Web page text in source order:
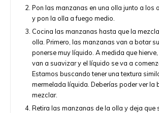
Pon las manzanas en una olla junto a los
y pon la olla a fuego medio.
Cocina las manzanas hasta que la
olla. Primero, las manzanas van a botar
ponerse muy líquido. A medida que
van a suavizar y el líquido se va a
Estamos buscando tener una textura
mermelada líquida. Deberías poder ver la
mezclar.
Retira las manzanas de la olla y deja que